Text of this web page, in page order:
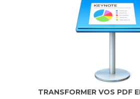
TRANSFORMER VOS PDF